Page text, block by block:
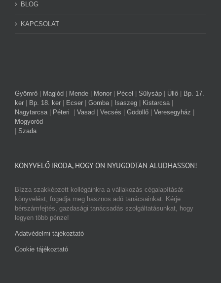
BLOG
KAPCSOLAT
Gyömrő Maglód Mende Monor Pécel Sülysáp Üllő
Bp. 17.
ker
Bp. 18. ker Ecser Gomba Isaszeg Kistarcsa
Nagytarcsa
Péteri Vasad Vecsés Gödöllő Veresegyház
Mogyoród
Szada
KÖNYVELŐ IRODA, HOGY ÖN NYUGODTAN ALUDHASSON!
Bízza szakképzett kollégáinkra a vállakozás cégalapítását-
könyvelést, fogadja meg hasznos adó tanácsainkat. Kérje
bérszámfejtés, gazdasági tanácsadás szolgáltatásunkat, hogy
legyen több pénze!
Adatvédelmi tájékoztató
Cookie tájékoztató